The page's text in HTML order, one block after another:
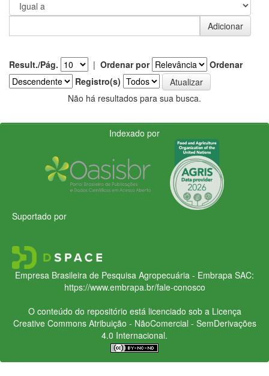
Result./Pág. | Ordenar por
Ordenar
Registro(s)
Não há resultados para sua busca.
Indexado por
Suportado por
Empresa Brasileira de Pesquisa Agropecuária - Embrapa SAC:
https://www.embrapa.br/fale-conosco
O conteúdo do repositório está licenciado sob a Licença
Creative CommonsAtribuição - NãoComercial - SemDerivações
4.0 Internacional.